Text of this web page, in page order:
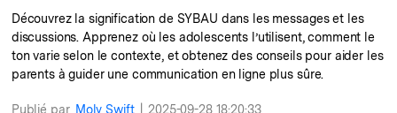
Découvrez la signification de SYBAU dans les messages et les
discussions. Apprenez où les adolescents l’utilisent, comment le
ton varie selon le contexte, et obtenez des conseils pour aider les
parents à guider une communication en ligne plus sûre.
Publié par Moly Swift 2025-09-28 18:20:33